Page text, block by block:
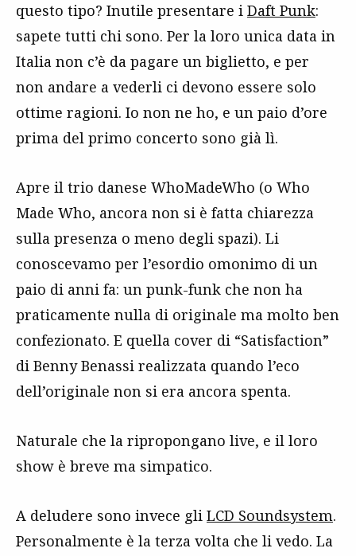
questo tipo? Inutile presentare i Daft Punk:
sapete tutti chi sono. Per la loro unica data in
Italia non c’è da pagare un biglietto, e per
non andare a vederli ci devono essere solo
ottime ragioni. Io non ne ho, e un paio d’ore
prima del primo concerto sono già lì.
Apre il trio danese WhoMadeWho (o Who
Made Who, ancora non si è fatta chiarezza
sulla presenza o meno degli spazi). Li
conoscevamo per l’esordio omonimo di un
paio di anni fa: un punk-funk che non ha
praticamente nulla di originale ma molto ben
confezionato. E quella cover di “Satisfaction”
di Benny Benassi realizzata quando l’eco
dell’originale non si era ancora spenta.
Naturale che la ripropongano live, e il loro
show è breve ma simpatico.
A deludere sono invece gli LCD Soundsystem.
Personalmente è la terza volta che li vedo. La